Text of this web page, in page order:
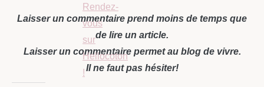
Laisser un commentaire prend moins de temps que
de lire un article.
Laisser un commentaire permet au blog de vivre.
Il ne faut pas hésiter!